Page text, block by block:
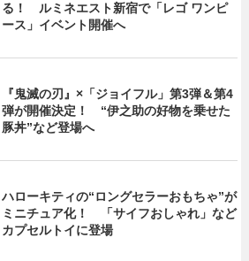
る！ ルミネエスト新宿で「レゴ ワンピ
ース」イベント開催へ
『鬼滅の刃』×「ジョイフル」第3弾＆第4
弾が開催決定！ “伊之助の好物を乗せた
豚丼”など登場へ
ハローキティの“ロングセラーおもちゃ”が
ミニチュア化！ 「サイフおしゃれ」など
カプセルトイに登場